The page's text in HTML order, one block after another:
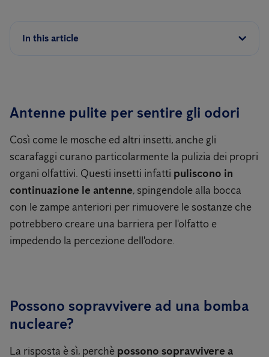
In this article
Antenne pulite per sentire gli odori
Così come le mosche ed altri insetti, anche gli
scarafaggi curano particolarmente la pulizia dei propri
organi olfattivi. Questi insetti infatti puliscono in
continuazione le antenne, spingendole alla bocca
con le zampe anteriori per rimuovere le sostanze che
potrebbero creare una barriera per l'olfatto e
impedendo la percezione dell'odore.
Possono sopravvivere ad una bomba
nucleare?
La risposta è sì, perchè possono sopravvivere a